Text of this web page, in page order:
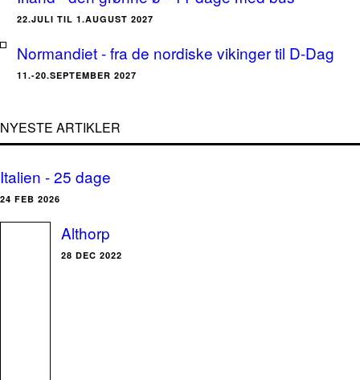
22.JULI TIL 1.AUGUST 2027
Normandiet - fra de nordiske vikinger til D-Dag
11.-20.SEPTEMBER 2027
NYESTE ARTIKLER
Italien - 25 dage
24 FEB 2026
Althorp
28 DEC 2022